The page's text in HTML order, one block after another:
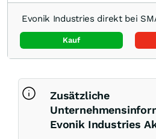
Evonik Industries direkt bei
Kauf
Zusätzliche
Evonik Industries